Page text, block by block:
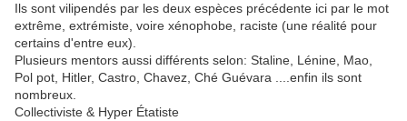
Ils sont vilipendés par les deux espèces précédente ici par le mot
extrême, extrémiste, voire xénophobe, raciste (une réalité pour
certains d'entre eux).
Plusieurs mentors aussi différents selon: Staline, Lénine, Mao,
Pol pot, Hitler, Castro, Chavez, Ché Guévara ....enfin ils sont
nombreux.
Collectiviste & Hyper Étatiste